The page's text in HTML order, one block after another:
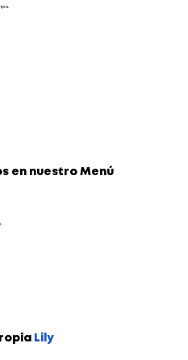
en nuestro Menú
Lily